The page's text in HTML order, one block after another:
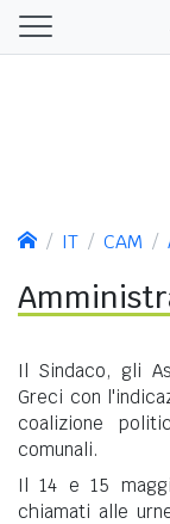
IT CAM
Il Sindaco, gli
Greci con
coalizione
comunali.
Il 14 e 15
chiamati alle